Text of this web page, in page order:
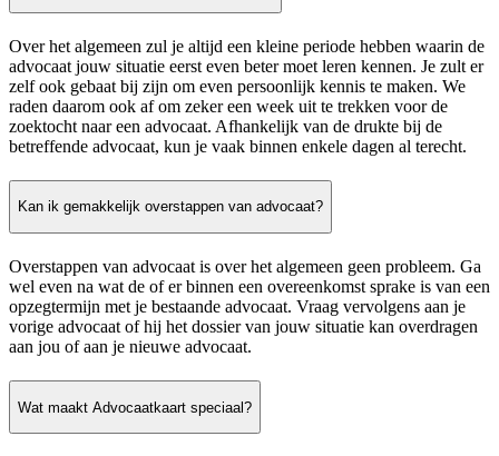
Over het algemeen zul je altijd een kleine periode hebben waarin de
advocaat jouw situatie eerst even beter moet leren kennen. Je zult er
zelf ook gebaat bij zijn om even persoonlijk kennis te maken. We
raden daarom ook af om zeker een week uit te trekken voor de
zoektocht naar een advocaat. Afhankelijk van de drukte bij de
betreffende advocaat, kun je vaak binnen enkele dagen al terecht.
Kan ik gemakkelijk overstappen van advocaat?
Overstappen van advocaat is over het algemeen geen probleem. Ga
wel even na wat de of er binnen een overeenkomst sprake is van een
opzegtermijn met je bestaande advocaat. Vraag vervolgens aan je
vorige advocaat of hij het dossier van jouw situatie kan overdragen
aan jou of aan je nieuwe advocaat.
Wat maakt Advocaatkaart speciaal?